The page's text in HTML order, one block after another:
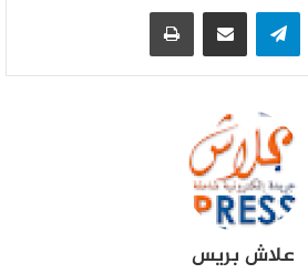
تيلقرام مشاركة عبر البريد طباعة
علاش بريس